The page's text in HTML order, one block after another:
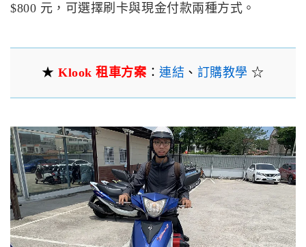
$800 元，可選擇刷卡與現金付款兩種方式。
★Klook 租車方案 ：連結 、 訂購教學 ☆